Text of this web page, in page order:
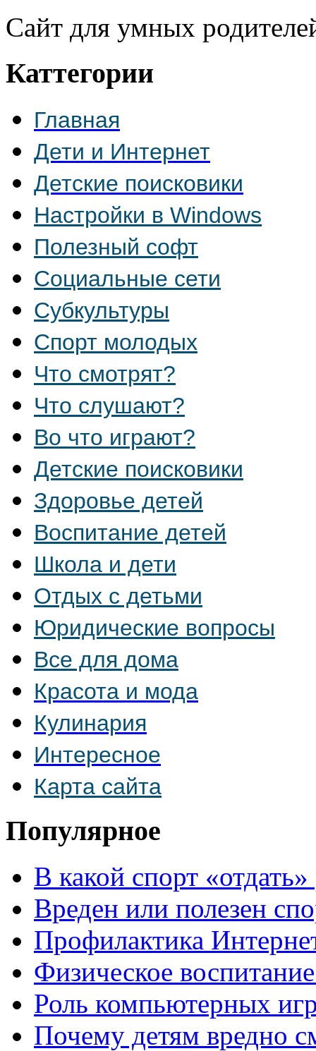
Сайт для умных
Каттегории
Главная
Дети и Интернет
Детские поисковики
Настройки в Windows
Полезный софт
Социальные сети
Субкультуры
Спорт молодых
Что смотрят?
Что слушают?
Во что играют?
Детские поисковики
Здоровье детей
Воспитание детей
Школа и дети
Отдых с детьми
Юридические вопросы
Все для дома
Красота и мода
Кулинария
Интересное
Карта сайта
Популярное
В какой спорт «отдать»
Вреден или полезен
Профилактика
Физическое
Роль компьютерных
Почему детям вредно